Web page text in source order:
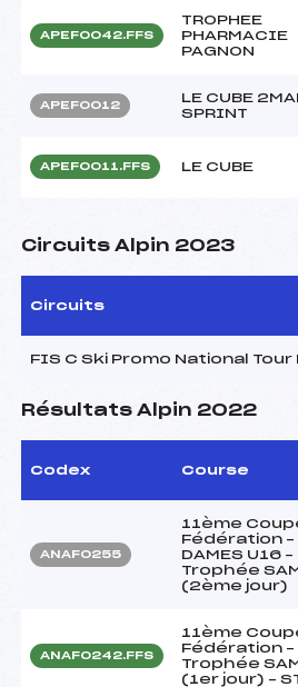
APEF0042.FFS
TROPHEE
PHARMACIE
PAGNON
APEF0012
LE CUBE
SPRINT
APEF0011.FFS LE CUBE
Circuits Alpin 2023
Circuits
FIS C Ski Promo National Tour
Résultats Alpin 2022
Codex Course
ANAF0255
11ème
Fédération –
DAMES U16 –
Trophée
(2ème jour)
ANAF0242.FFS
11ème
Fédération –
Trophée
(1er jour) –